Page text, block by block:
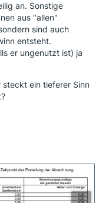
an. Sonstige
aus "allen"
sind auch
entsteht.
er ungenutzt ist) ja
steckt ein tieferer Sinn